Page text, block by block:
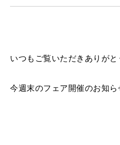
いつもご覧いただきありがと
今週末のフェア開催のお知ら